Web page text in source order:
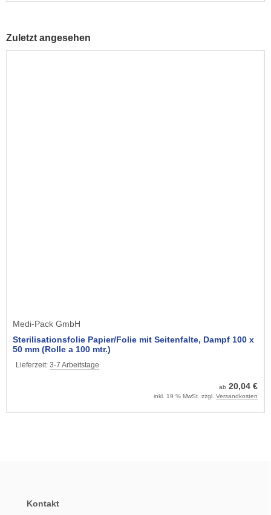
Zuletzt angesehen
Medi-Pack GmbH
Sterilisationsfolie Papier/Folie mit Seitenfalte, Dampf 100 x
50 mm (Rolle a 100 mtr.)
Lieferzeit: 3-7 Arbeitstage
ab 20,04 €
inkl. 19 % MwSt. zzgl. Versandkosten
Kontakt